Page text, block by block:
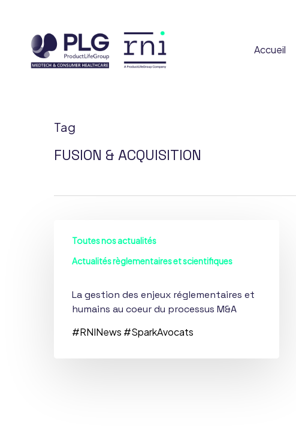
content
Accueil
Tag
FUSION & ACQUISITION
gestion
réglementaires
humains
Toutes nos actualités
Actualités règlementaires et scientifiques
La gestion des enjeux réglementaires et
humains au coeur du processus M&A
#RNINews #SparkAvocats